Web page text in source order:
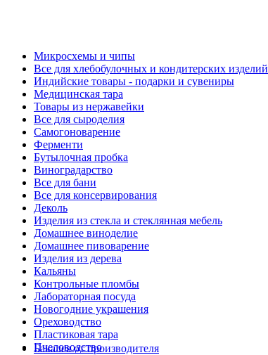
Микросхемы и чипы
Все для хлебобулочных и кондитерских изделий
Индийские товары - подарки и сувениры
Медицинская тара
Товары из нержавейки
Все для сыроделия
Самогоноварение
Ферменти
Бутылочная пробка
Виноградарство
Все для бани
Все для консервирования
Деколь
Изделия из стекла и стеклянная мебель
Домашнее виноделие
Домашнее пивоварение
Изделия из дерева
Кальяны
Контрольные пломбы
Лабораторная посуда
Новогодние украшения
Ореховодство
Пластиковая тара
Пчеловодство
Бакалея от производителя